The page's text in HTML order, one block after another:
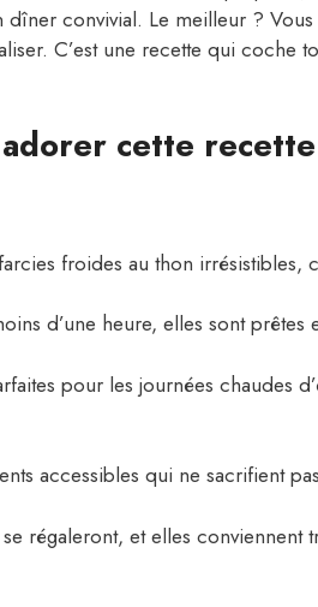
convivial. Le meilleur ? Vous
C’est une recette qui coche
cette recette
froides au thon irrésistibles,
d’une heure, elles sont
pour les journées chaudes
accessibles qui ne sacrifient
régaleront, et elles